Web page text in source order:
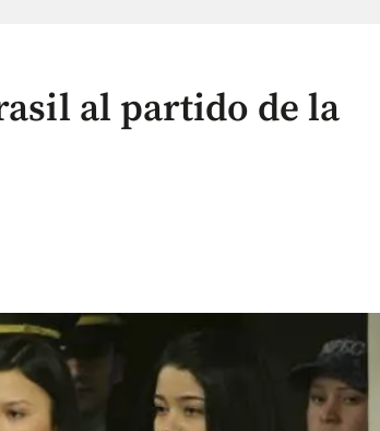
al partido de la